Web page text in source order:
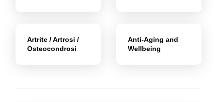
Artrite / Artrosi /
Osteocondrosi
Anti-Aging and
Wellbeing